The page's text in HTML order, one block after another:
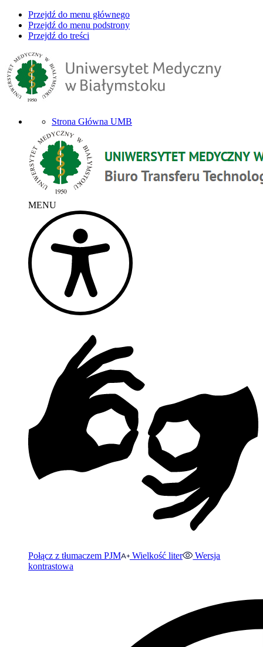
Przejdź do menu głównego
Przejdź do menu podstrony
Przejdź do treści
Strona Główna UMB
MENU
Połącz z tłumaczem PJM Wielkość liter
Wersja
kontrastowa